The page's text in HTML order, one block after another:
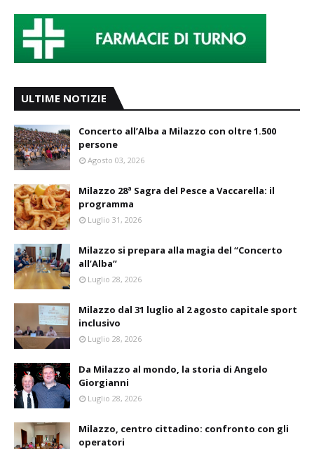
ULTIME NOTIZIE
Concerto all’Alba a Milazzo con oltre 1.500
persone
Agosto 03, 2026
Milazzo 28ª Sagra del Pesce a Vaccarella: il
programma
Luglio 31, 2026
Milazzo si prepara alla magia del “Concerto
all’Alba”
Luglio 28, 2026
Milazzo dal 31 luglio al 2 agosto capitale sport
inclusivo
Luglio 28, 2026
Da Milazzo al mondo, la storia di Angelo
Giorgianni
Luglio 28, 2026
Milazzo, centro cittadino: confronto con gli
operatori